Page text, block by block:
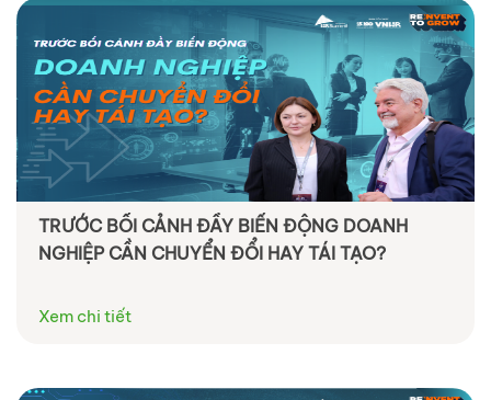
TRƯỚC BỐI CẢNH ĐẦY BIẾN ĐỘNG DOANH
NGHIỆP CẦN CHUYỂN ĐỔI HAY TÁI TẠO?
Xem chi tiết